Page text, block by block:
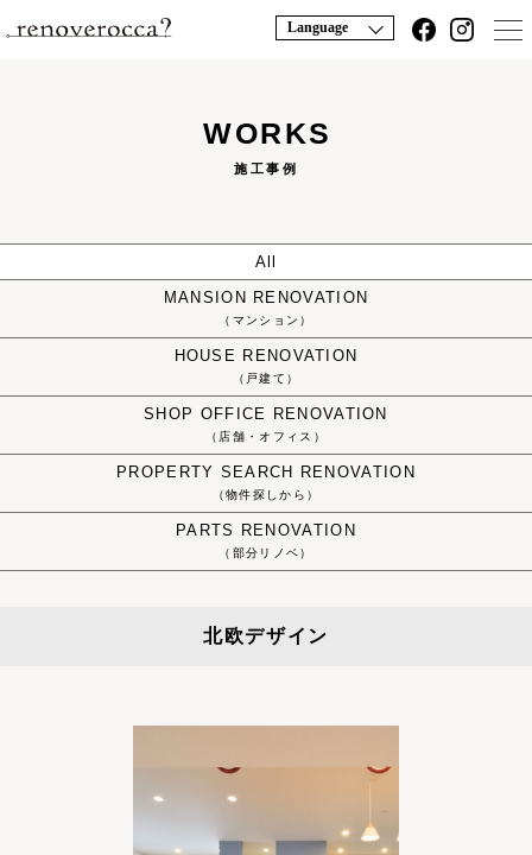
Language
WORKS
施工事例
All
MANSION RENOVATION
（マンション）
HOUSE RENOVATION
（戸建て）
SHOP OFFICE RENOVATION
（店舗・オフィス）
PROPERTY SEARCH RENOVATION
（物件探しから）
PARTS RENOVATION
（部分リノベ）
北欧デザイン